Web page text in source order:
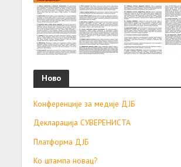
Ново
Конференције за медије ДЈБ
Декларација СУВЕРЕНИСТА
Платформа ДЈБ
Ко штампа новац?